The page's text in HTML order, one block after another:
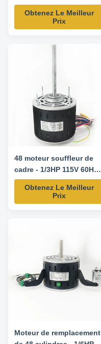
as a direct replacement for
various HVAC and industrial
ventilation systems.
Speed Model Number:
5KCP39GGP993AS Frame
Obtenez Le Meilleur
Prix
48 moteur souffleur de
cadre - 1/3HP 115V 60HZ
1625RPM/3SPD-3LU77J
moteur de remplacement
Obtenez Le Meilleur
Prix
Moteur de remplacement